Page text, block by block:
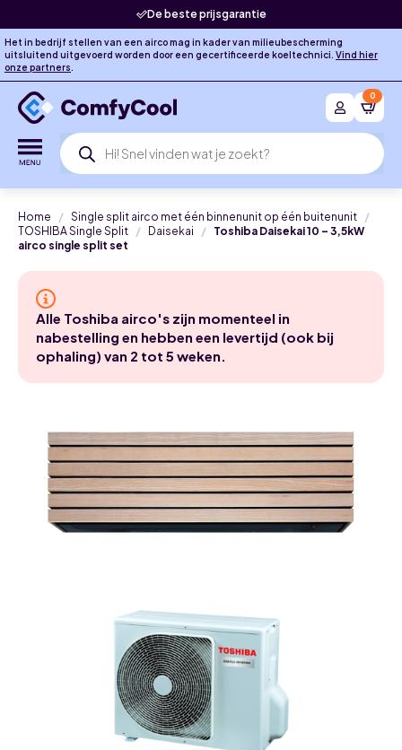
De beste prijsgarantie
Het in bedrijf stellen van een airco mag in kader van milieubescherming
uitsluitend uitgevoerd worden door een gecertificeerde koeltechnici. Vind hier
onze partners.
Producten
zoeken
0
Home
Single split airco met één binnenunit op één buitenunit
TOSHIBA Single Split
Daisekai
Toshiba Daisekai 10 – 3,5kW
airco single split set
Alle Toshiba airco's zijn momenteel in
nabestelling en hebben een levertijd (ook bij
ophaling) van 2 tot 5 weken.